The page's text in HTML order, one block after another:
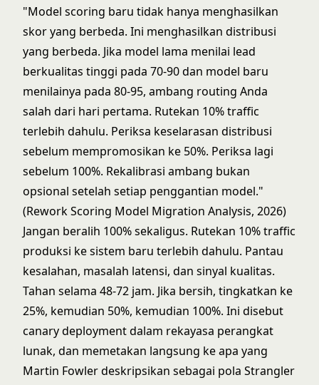
"Model scoring baru tidak hanya menghasilkan
skor yang berbeda. Ini menghasilkan distribusi
yang berbeda. Jika model lama menilai lead
berkualitas tinggi pada 70-90 dan model baru
menilainya pada 80-95, ambang routing Anda
salah dari hari pertama. Rutekan 10% traffic
terlebih dahulu. Periksa keselarasan distribusi
sebelum mempromosikan ke 50%. Periksa lagi
sebelum 100%. Rekalibrasi ambang bukan
opsional setelah setiap penggantian model."
(Rework Scoring Model Migration Analysis, 2026)
Jangan beralih 100% sekaligus. Rutekan 10% traffic
produksi ke sistem baru terlebih dahulu. Pantau
kesalahan, masalah latensi, dan sinyal kualitas.
Tahan selama 48-72 jam. Jika bersih, tingkatkan ke
25%, kemudian 50%, kemudian 100%. Ini disebut
canary deployment dalam rekayasa perangkat
lunak, dan memetakan langsung ke apa yang
Martin Fowler deskripsikan sebagai pola Strangler